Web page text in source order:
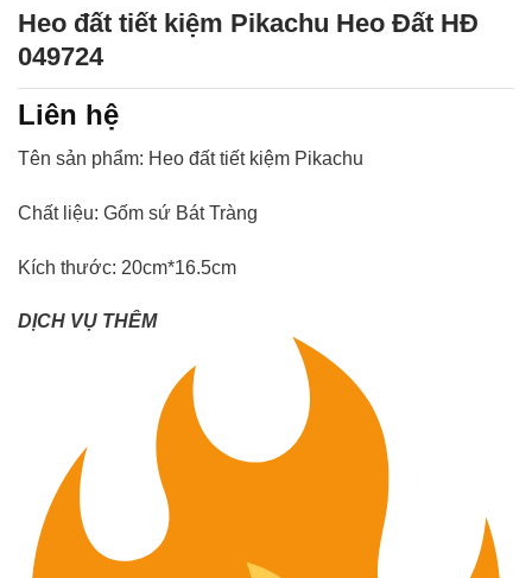
Heo đất tiết kiệm Pikachu Heo Đất HĐ
049724
Liên hệ
Tên sản phẩm: Heo đất tiết kiệm Pikachu
Chất liệu: Gốm sứ Bát Tràng
Kích thước: 20cm*16.5cm
DỊCH VỤ THÊM